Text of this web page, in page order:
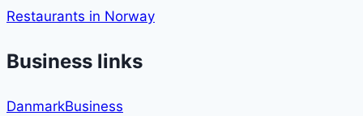
Restaurants in Norway
Business links
DanmarkBusiness